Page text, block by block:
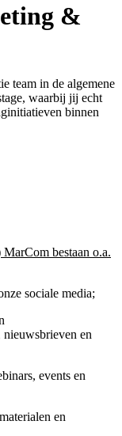
&
team in de algemene
waarbij jij echt
binnen
bestaan o.a.
sociale media;
en
events en
en